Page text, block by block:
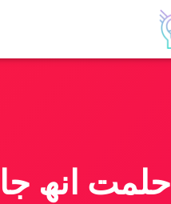
حلمت انھ